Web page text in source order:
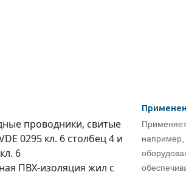
проводники, свитые
0295 кл. 6 столбец 4 и
6
ПВХ-изоляция жил с
например,